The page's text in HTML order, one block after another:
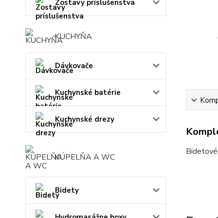
Zostavy príslušenstva
KUCHYŇA
Dávkovače
Kuchynské batérie
Kuchynské drezy
KÚPELŇA A WC
Bidety